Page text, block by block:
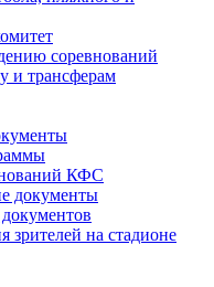
соревнований
и трансферам
КФС
документы
зрителей на стадионе